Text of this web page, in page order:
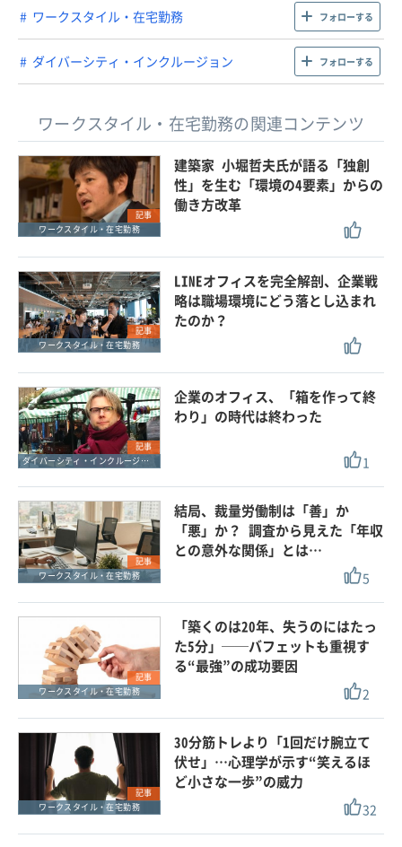
ワークスタイル・在宅勤務 フォローする
ダイバーシティ・インクルージョン フォローする
ワークスタイル・在宅勤務の関連コンテンツ
記事
ワークスタイル・在宅勤務
建築家 小堀哲夫氏が語る「独創
性」を生む「環境の4要素」からの
働き方改革
記事
ワークスタイル・在宅勤務
LINEオフィスを完全解剖、企業戦
略は職場環境にどう落とし込まれ
たのか？
記事
ダイバーシティ・インクルージョン
企業のオフィス、「箱を作って終
わり」の時代は終わった
1
記事
ワークスタイル・在宅勤務
結局、裁量労働制は「善」か
「悪」か？ 調査から見えた「年収
との意外な関係」とは…
5
記事
ワークスタイル・在宅勤務
「築くのは20年、失うのにはたっ
た5分」──バフェットも重視す
る“最強”の成功要因
2
記事
ワークスタイル・在宅勤務
30分筋トレより「1回だけ腕立て
伏せ」…心理学が示す“笑えるほ
ど小さな一歩”の威力
32